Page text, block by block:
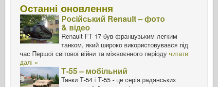
Останні оновлення
Російський Renault – фото
& відео
Renault FT 17 був французьким легким
танком, який широко використовувався під
час Першої світової війни та міжвоєнного періоду читати
далі »
Т-55 – мобільний
Танки Т-54 і Т-55 - це серія радянських